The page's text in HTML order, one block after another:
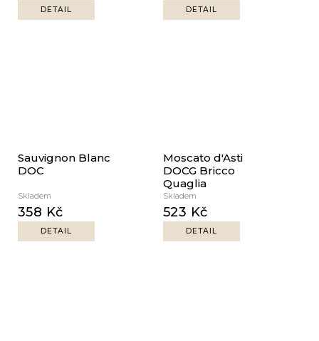
DETAIL DETAIL
Sauvignon Blanc
DOC
Skladem
358 Kč
DETAIL
Moscato d'Asti
DOCG Bricco
Quaglia
Skladem
523 Kč
DETAIL